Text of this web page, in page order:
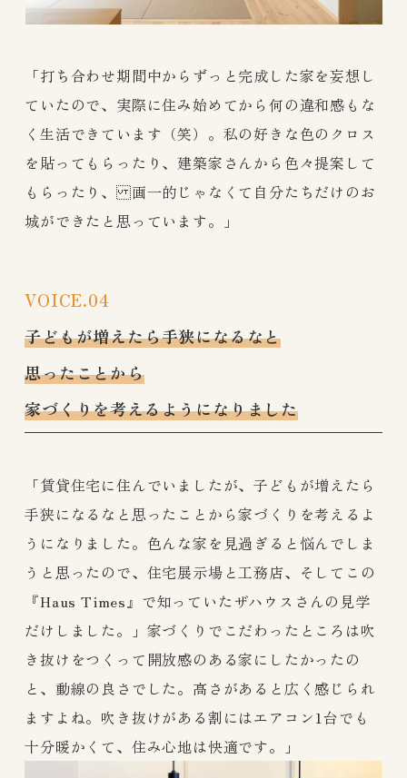
「打ち合わせ期間中からずっと完成した家を妄想し
ていたので、実際に住み始めてから何の違和感もな
く生活できています（笑）。私の好きな色のクロス
を貼ってもらったり、建築家さんから色々提案して
もらったり、 画一的じゃなくて自分たちだけのお
城ができたと思っています。」
VOICE.04
子どもが増えたら手狭になるなと
思ったことから
家づくりを考えるようになりました
「賃貸住宅に住んでいましたが、子どもが増えたら
手狭になるなと思ったことから家づくりを考えるよ
うになりました。色んな家を見過ぎると悩んでしま
うと思ったので、住宅展示場と工務店、そしてこの
『Haus Times』で知っていたザハウスさんの見学
だけしました。」家づくりでこだわったところは吹
き抜けをつくって開放感のある家にしたかったの
と、動線の良さでした。高さがあると広く感じられ
ますよね。吹き抜けがある割にはエアコン1台でも
十分暖かくて、住み心地は快適です。」